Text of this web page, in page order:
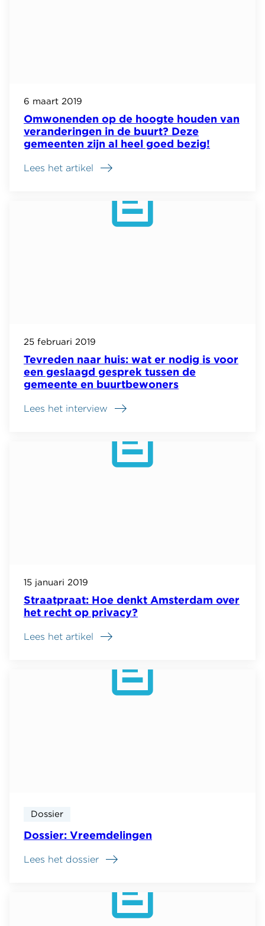
Omwonenden op de hoogte houden van
veranderingen in de buurt? Deze
gemeenten zijn al heel goed bezig!
6 maart 2019
Lees het artikel
Tevreden naar huis: wat er nodig is voor
een geslaagd gesprek tussen de
gemeente en buurtbewoners
25 februari 2019
Lees het interview
Straatpraat: Hoe denkt Amsterdam over
het recht op privacy?
15 januari 2019
Lees het artikel
Dossier: Vreemdelingen
Dossier
Lees het dossier
over